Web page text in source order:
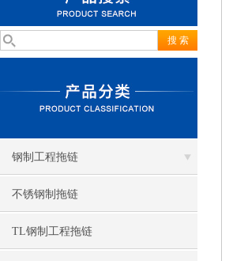
钢制工程拖链
不锈钢制拖链
TL钢制工程拖链